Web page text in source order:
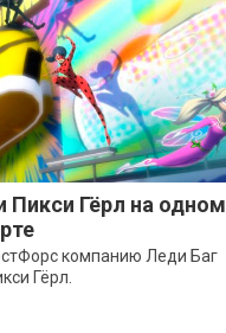
Пикси Гёрл на одном
компанию Леди Баг
Гёрл.